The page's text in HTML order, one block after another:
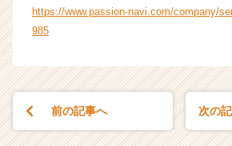
https://www.passion-navi.com/company/
985
前の記事へ 次の